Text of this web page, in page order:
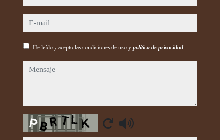
e-mail
He leído y acepto las condiciones de uso y política de privacidad
mensaje
Captcha